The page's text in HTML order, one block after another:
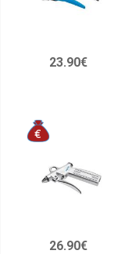
23.90€
26.90€